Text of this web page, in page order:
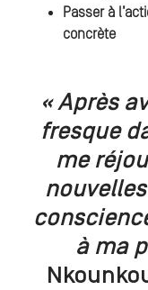
Passer à
concrète
« Après
fresque
me
à ma